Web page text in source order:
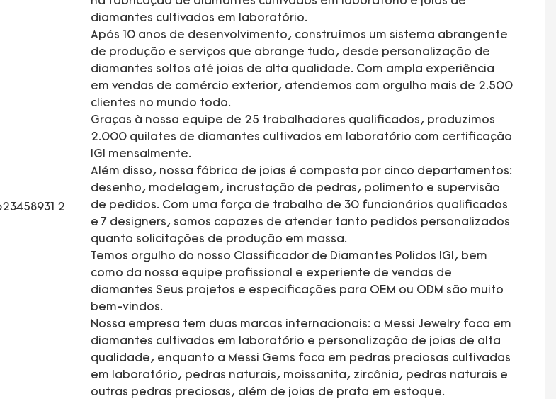
diamantes cultivados em laboratório.
Após 10 anos de desenvolvimento, construímos um sistema abrangente
de produção e serviços que abrange tudo, desde personalização de
diamantes soltos até joias de alta qualidade. Com ampla experiência
em vendas de comércio exterior, atendemos com orgulho mais de 2.500
clientes no mundo todo.
Graças à nossa equipe de 25 trabalhadores qualificados, produzimos
2.000 quilates de diamantes cultivados em laboratório com certificação
IGI mensalmente.
Além disso, nossa fábrica de joias é composta por cinco departamentos:
desenho, modelagem, incrustação de pedras, polimento e supervisão
de pedidos. Com uma força de trabalho de 30 funcionários qualificados
e 7 designers, somos capazes de atender tanto pedidos personalizados
quanto solicitações de produção em massa.
Temos orgulho do nosso Classificador de Diamantes Polidos IGI, bem
como da nossa equipe profissional e experiente de vendas de
diamantes Seus projetos e especificações para OEM ou ODM são muito
bem-vindos.
Nossa empresa tem duas marcas internacionais: a Messi Jewelry foca em
diamantes cultivados em laboratório e personalização de joias de alta
qualidade, enquanto a Messi Gems foca em pedras preciosas cultivadas
em laboratório, pedras naturais, moissanita, zircônia, pedras naturais e
outras pedras preciosas, além de joias de prata em estoque.